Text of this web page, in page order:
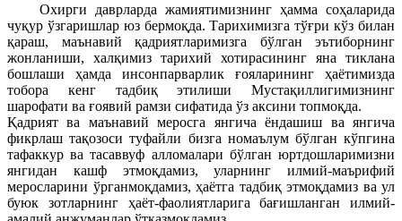
Охирги даврларда жамиятимизнинг ҳамма соҳаларида
чуқур ўзгаришлар юз бермоқда. Тарихимизга тўғри кўз билан
қараш, маънавий қадриятларимизга бўлган эътиборнинг
жонланиши, халқимиз тарихий хотирасининг яна тиклана
бошлаши ҳамда инсонпарварлик ғояларининг ҳаётимизда
тобора кенг тадбиқ этилиши Мустақиллигимизнинг
шарофати ва ғоявий рамзи сифатида ўз аксини топмоқда.
Қадрият ва маънавий меросга янгича ёндашиш ва янгича
фикрлаш тақозоси туфайли бизга номаълум бўлган кўпгина
тафаккур ва тасаввуф алломалари бўлган юртдошларимизни
янгидан кашф этмоқдамиз, уларнинг илмий-маърифий
меросларини ўрганмоқдамиз, ҳаётга тадбиқ этмоқдамиз ва ул
буюк зотларнинг ҳаёт-фаолиятларига бағишланган илмий-